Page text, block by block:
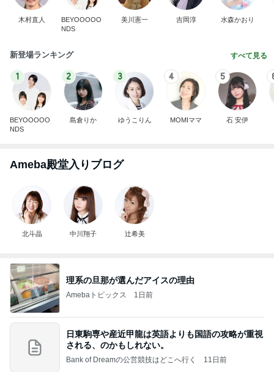
木村直人
BEYOOOOO
NDS
美川憲一 吉岡淳 水森かおり
新登場ランキング すべて見る
1
BEYOOOOO
NDS
2
島倉りか
3
ゆうこりん
4
MOMIママ
5
石 安伊
Ameba殿堂入りブログ
北斗晶 中川翔子 辻希美
理系の旦那が選んだアイスの理由
Amebaトピックス 1日前
日東駒専や産近甲龍は英語よりも国語の攻略が重視
される、のかもしれない。
Bank of Dreamの公営競技はどこへ行く 11日前